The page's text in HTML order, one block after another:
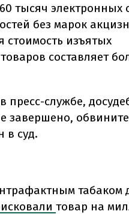
тысяч электронных
без марок
стоимость изъятых
составляет
пресс-службе,
завершено,
в суд.
табаком
товар на